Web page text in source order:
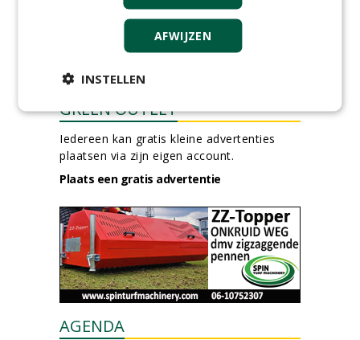
GREEN OUTLET
Iedereen kan gratis kleine advertenties
plaatsen via zijn eigen account.
Plaats een gratis advertentie
AGENDA
AFWIJZEN
INSTELLEN